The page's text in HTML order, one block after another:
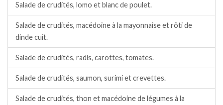
Salade de crudités, lomo et blanc de poulet.
Salade de crudités, macédoine à la mayonnaise et rôti de
dinde cuit.
Salade de crudités, radis, carottes, tomates.
Salade de crudités, saumon, surimi et crevettes.
Salade de crudités, thon et macédoine de légumes à la